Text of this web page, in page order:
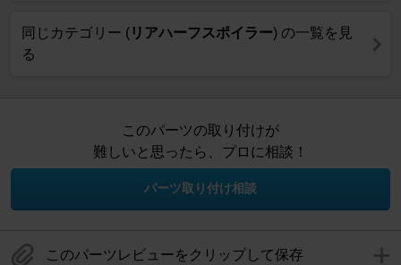
同じカテゴリー ( リアハーフスポイラー) の一覧を見
る
このパーツの取り付けが
難しいと思ったら、プロに相談！
パーツ取り付け相談
このパーツレビューをクリップして保存